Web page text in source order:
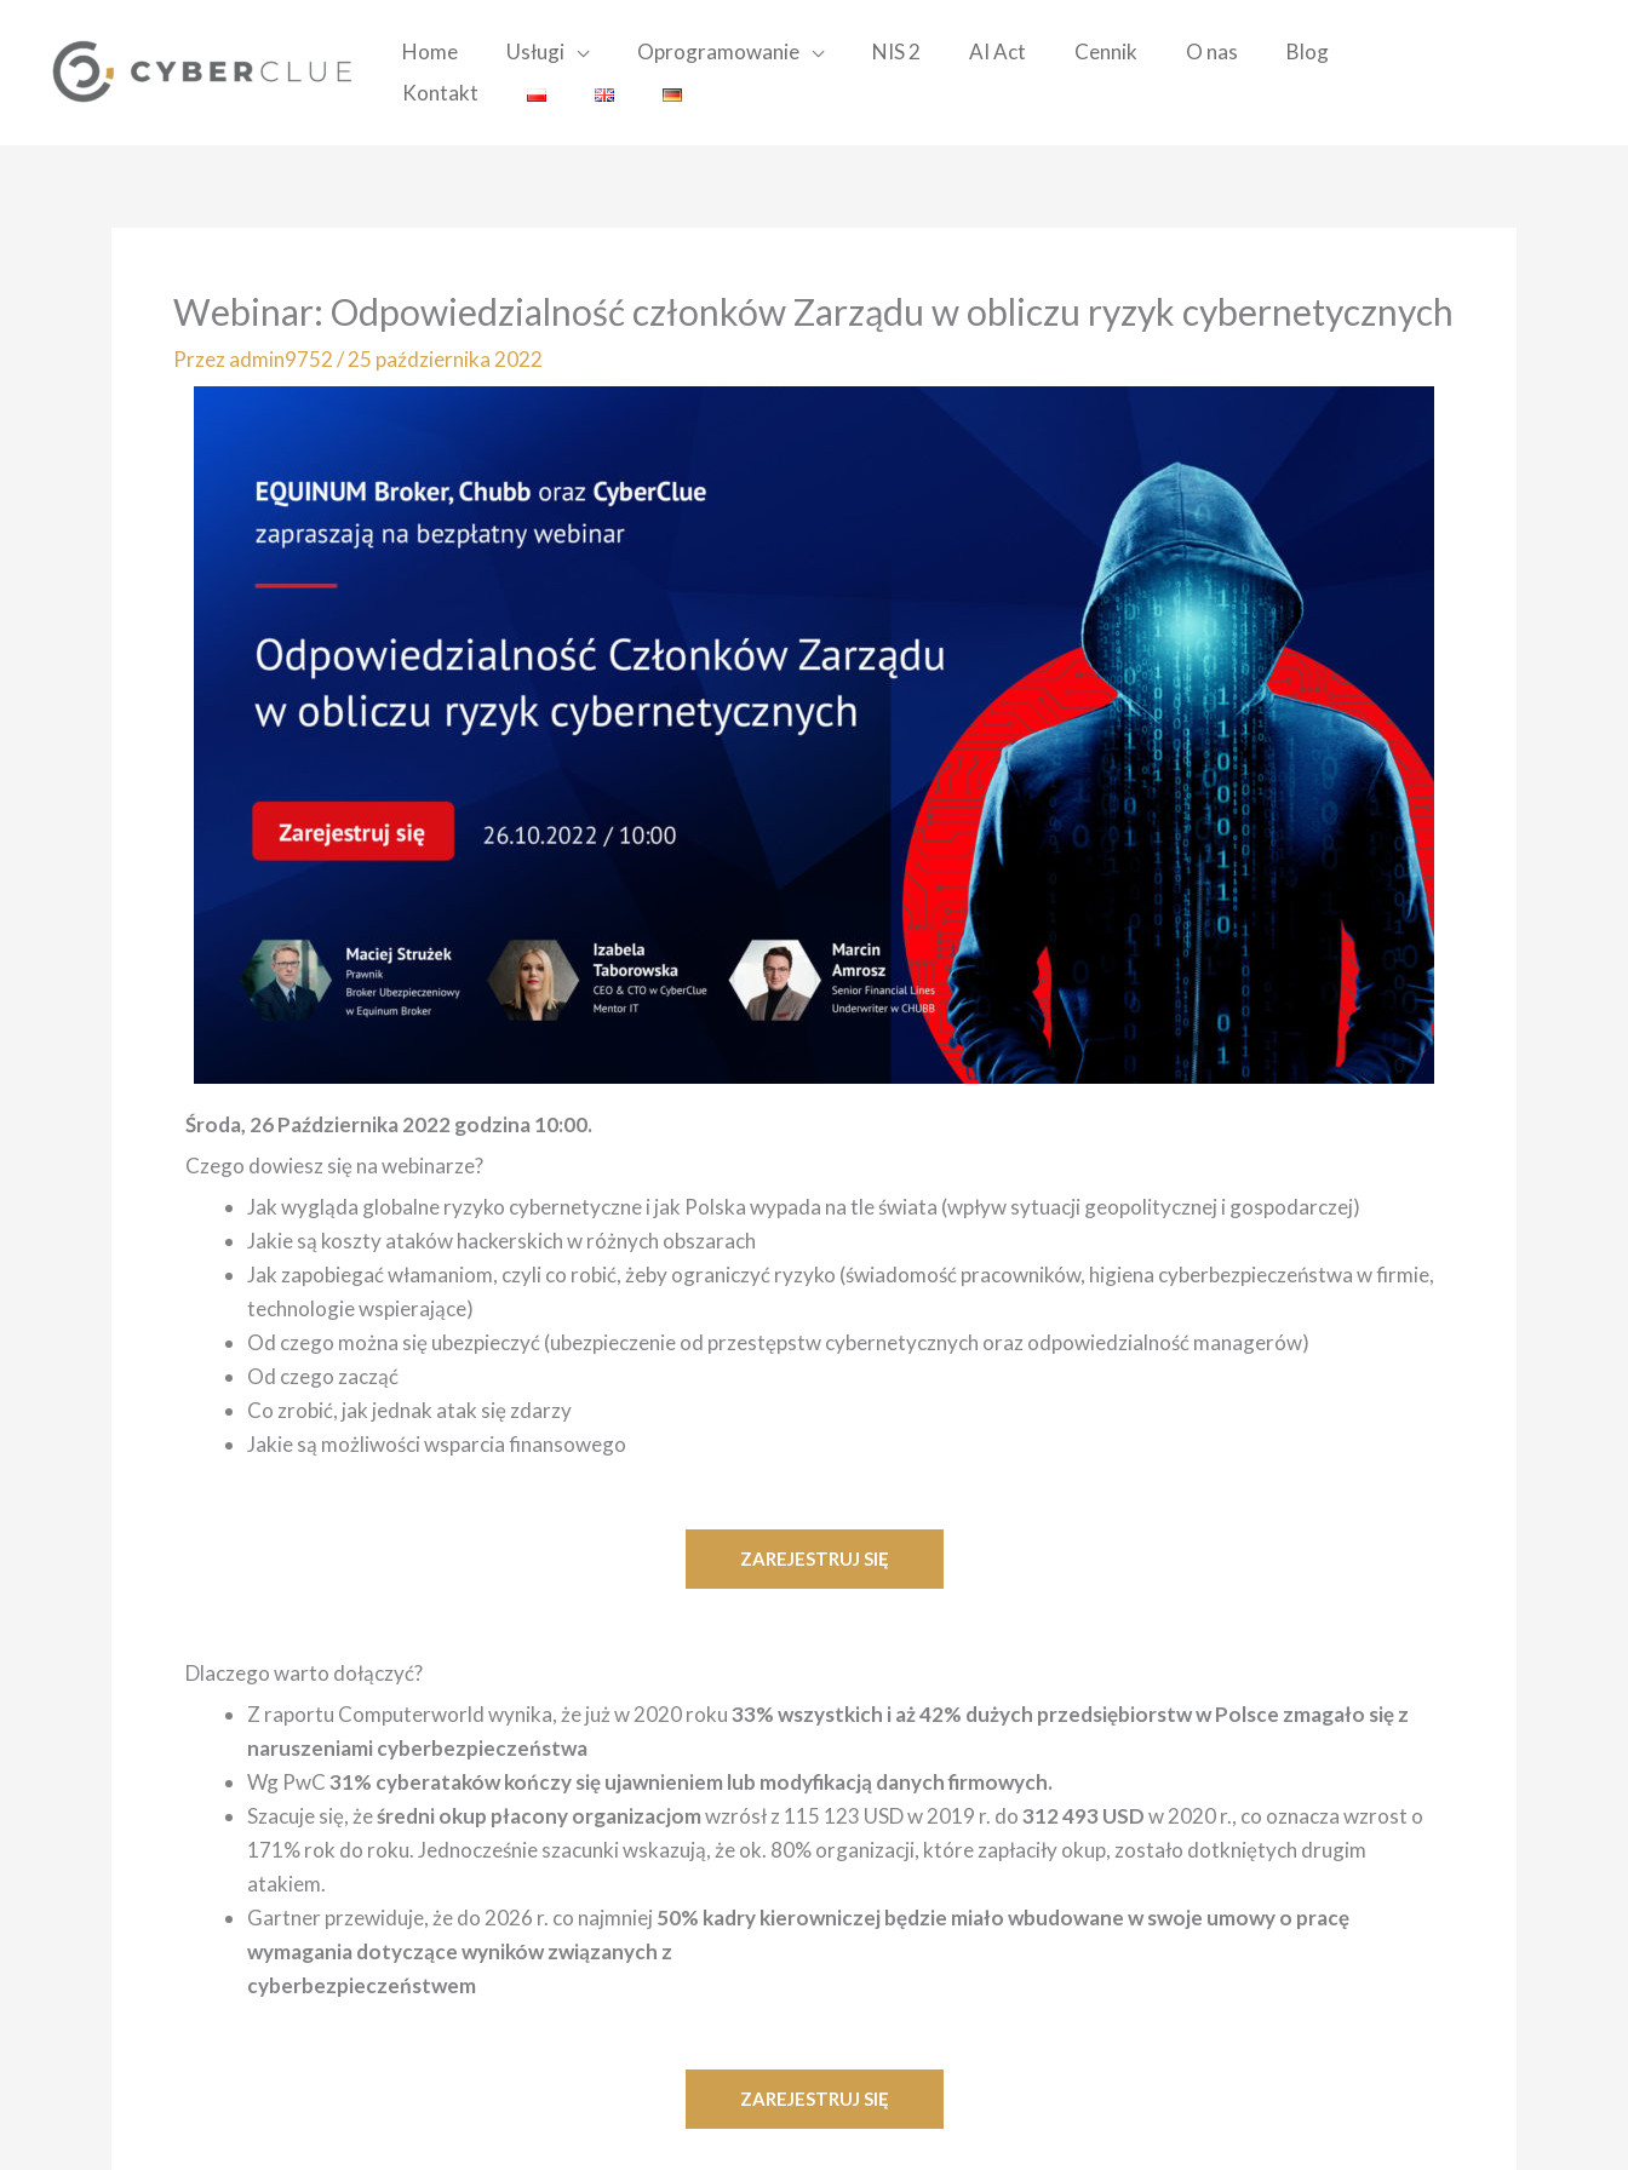
Home Usługi Oprogramowanie NIS 2 AI Act Cennik O nas
Blog
Kontakt
Webinar: Odpowiedzialność członków Zarządu w obliczu ryzyk cybernetycznych
Przezadmin9752/25 października 2022
Środa, 26 Października 2022 godzina 10:00.
Czego dowiesz się na webinarze?
Jak wygląda globalne ryzyko cybernetyczne i jak Polska wypada na tle świata (wpływ sytuacji geopolitycznej i gospodarczej)
Jakie są koszty ataków hackerskich w różnych obszarach
Jak zapobiegać włamaniom, czyli co robić, żeby ograniczyć ryzyko (świadomość pracowników, higiena cyberbezpieczeństwa w firmie,
technologie wspierające)
Od czego można się ubezpieczyć (ubezpieczenie od przestępstw cybernetycznych oraz odpowiedzialność managerów)
Od czego zacząć
Co zrobić, jak jednak atak się zdarzy
Jakie są możliwości wsparcia finansowego
ZAREJESTRUJ SIĘ
Dlaczego warto dołączyć?
Z raportu Computerworld wynika, że już w 2020 roku33% wszystkich i aż 42% dużych przedsiębiorstw w Polsce zmagało się z
naruszeniami cyberbezpieczeństwa
Wg PwC31% cyberataków kończy się ujawnieniem lub modyfikacją danych firmowych.
Szacuje się, żeśredni okup płacony organizacjomwzrósł z 115 123 USD w 2019 r. do312 493 USDw 2020 r., co oznacza wzrost o
171% rok do roku. Jednocześnie szacunki wskazują, że ok. 80% organizacji, które zapłaciły okup, zostało dotkniętych drugim
atakiem.
Gartner przewiduje, że do 2026 r. co najmniej 50% kadry kierowniczej będzie miało wbudowane w swoje umowy o pracę
wymagania dotyczące wyników związanych z
cyberbezpieczeństwem
ZAREJESTRUJ SIĘ